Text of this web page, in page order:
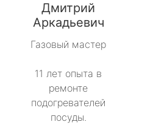
Дмитрий
Аркадьевич
Газовый мастер
11 лет опыта в
ремонте
подогревателей
посуды.